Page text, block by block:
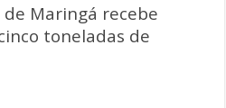
Maringá recebe
toneladas de